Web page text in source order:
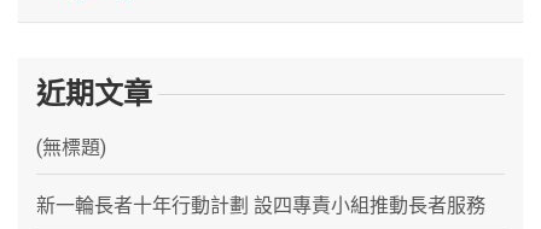
近期文章
(無標題)
新一輪長者十年行動計劃 設四專責小組推動長者服務